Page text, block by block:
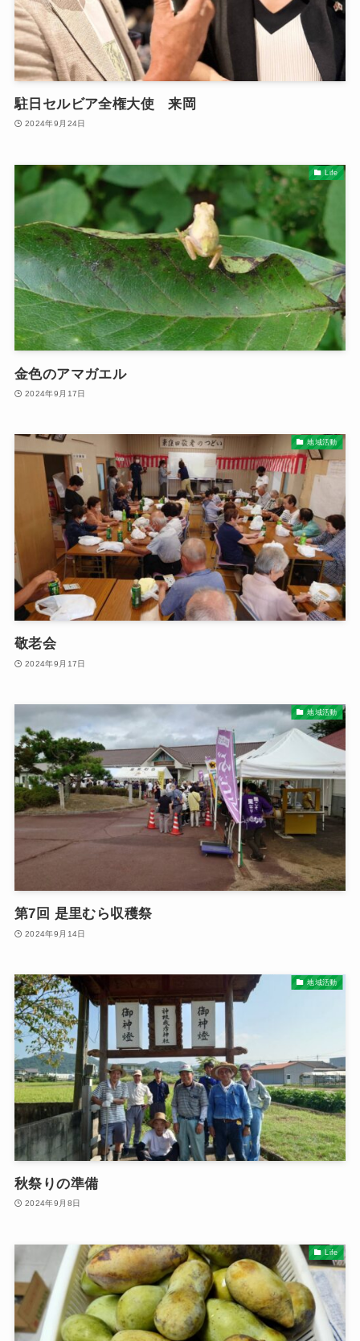
駐日セルビア全権大使 来岡
2024年9月24日
Life
金色のアマガエル
2024年9月17日
地域活動
敬老会
2024年9月17日
地域活動
第7回 是里むら収穫祭
2024年9月14日
地域活動
秋祭りの準備
2024年9月8日
Life